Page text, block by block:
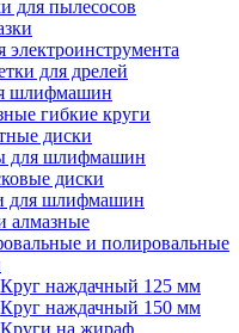
для пылесосов
электроинструмента
для дрелей
шлифмашин
гибкие круги
диски
для шлифмашин
диски
для шлифмашин
алмазные
и полировальные
Круг наждачный 125 мм
Круг наждачный 150 мм
Круги на жираф